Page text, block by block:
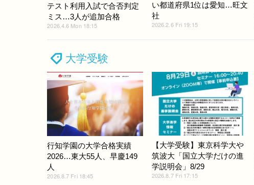
テスト利用入試で合否判定
ミス…3人が追加合格
2026.4.6 Mon 18:15
い都道府県1位は愛知…旺文
社
2026.2.6 Fri 19:15
大学受験
行知学園の大学合格実績
2026…東大55人、早慶149
人
2026.8.7 Fri 18:45
【大学受験】東京科学大や
筑波大「国立大学だけの進
学説明会」8/29
2026.8.7 Fri 17:15